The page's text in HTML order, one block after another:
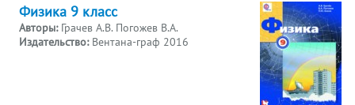
Физика 9 класс
Авторы: Грачев А.В. Погожев В.А.
Издательство: Вентана-граф 2016